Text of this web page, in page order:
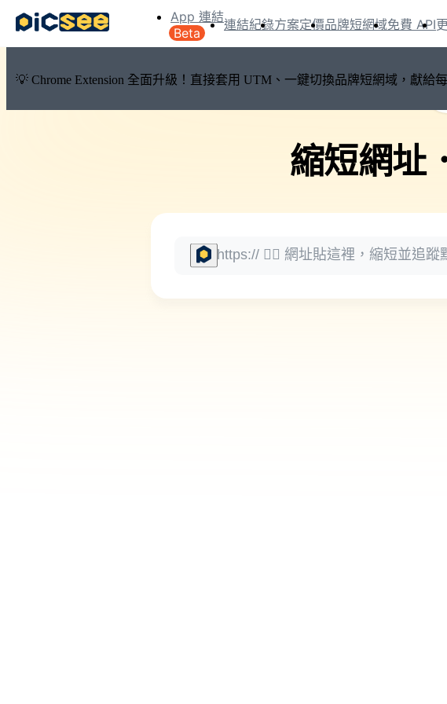
💡 Chrome Extension 全面升級！直接套用 UTM、一鍵切換品牌短網域，獻給
App 連結
Beta
連結紀錄方案定價品牌短網域免費 API
縮短網址